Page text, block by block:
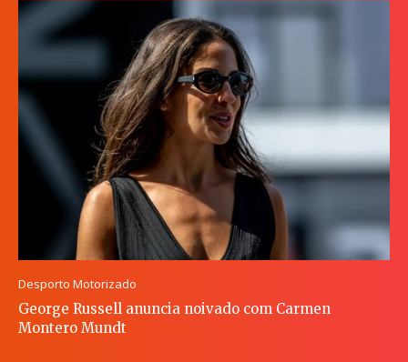
Desporto Motorizado
George Russell anuncia noivado com Carmen
Montero Mundt